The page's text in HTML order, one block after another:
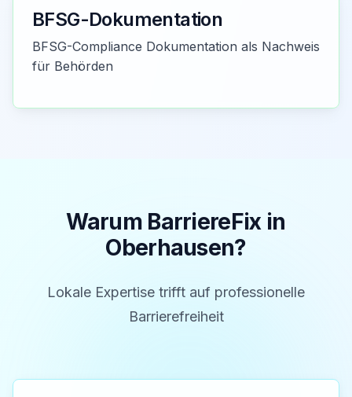
BFSG-Dokumentation
BFSG-Compliance Dokumentation als Nachweis
für Behörden
Warum BarriereFix in
Oberhausen?
Lokale Expertise trifft auf professionelle
Barrierefreiheit